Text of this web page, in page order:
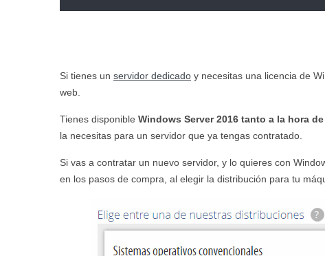
Si tienes un servidor dedicado y necesitas una licencia de
web.
Tienes disponible Windows Server 2016 tanto a la hora
la necesitas para un servidor que ya tengas contratado.
Si vas a contratar un nuevo servidor, y lo quieres con
en los pasos de compra, al elegir la distribución para tu